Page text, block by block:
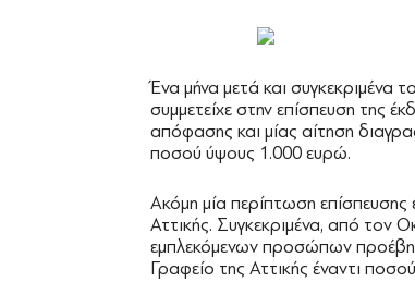
Ένα μήνα μετά και
συμμετείχε στην επίσπευση της
απόφασης και μίας αίτηση
ποσού ύψους 1.000 ευρώ.
Ακόμη μία περίπτωση
Αττικής. Συγκεκριμένα, από τον
εμπλεκόμενων προσώπων προέβη
Γραφείο της Αττικής έναντι